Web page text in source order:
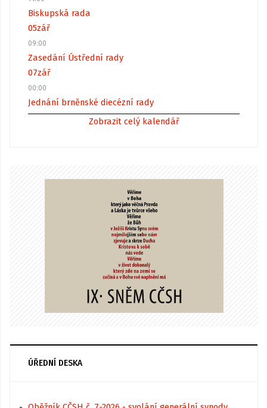
Biskupská rada
05zář
09:00
Zasedání Ústřední rady
07zář
00:00
Jednání brněnské diecézní rady
Zobrazit celý kalendář
ÚŘEDNÍ DESKA